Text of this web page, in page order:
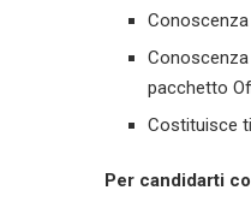
Conoscenza
pacchetto
Costituisce
Per candidarti